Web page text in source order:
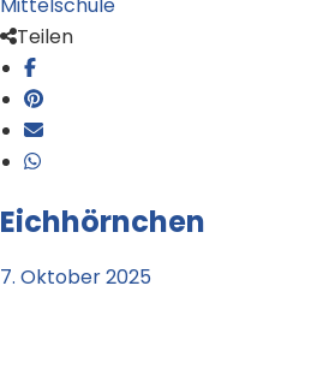
Teilen
Eichhörnchen
7. Oktober 2025